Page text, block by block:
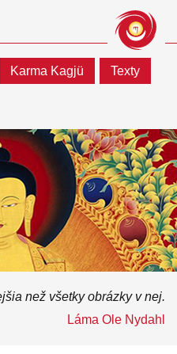
Karma Kagjü Texty
než všetky obrázky v nej.
Láma Ole Nydahl